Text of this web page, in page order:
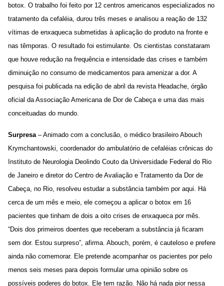
botox. O trabalho foi feito por 12 centros americanos especializados no
tratamento da cefaléia, durou três meses e analisou a reação de 132
vítimas de enxaqueca submetidas à aplicação do produto na fronte e
nas têmporas. O resultado foi estimulante. Os cientistas constataram
que houve redução na frequência e intensidade das crises e também
diminuição no consumo de medicamentos para amenizar a dor. A
pesquisa foi publicada na edição de abril da revista Headache, órgão
oficial da Associação Americana de Dor de Cabeça e uma das mais
conceituadas do mundo.
Surpresa– Animado com a conclusão, o médico brasileiro Abouch
Krymchantowski, coordenador do ambulatório de cefaléias crônicas do
Instituto de Neurologia Deolindo Couto da Universidade Federal do Rio
de Janeiro e diretor do Centro de Avaliação e Tratamento da Dor de
Cabeça, no Rio, resolveu estudar a substância também por aqui. Há
cerca de um mês e meio, ele começou a aplicar o botox em 16
pacientes que tinham de dois a oito crises de enxaqueca por mês.
“Dois dos primeiros doentes que receberam a substância já ficaram
sem dor. Estou surpreso”, afirma. Abouch, porém, é cauteloso e prefere
ainda não comemorar. Ele pretende acompanhar os pacientes por pelo
menos seis meses para depois formular uma opinião sobre os
possíveis poderes do botox. Ele tem razão. Não há nada pior nessa